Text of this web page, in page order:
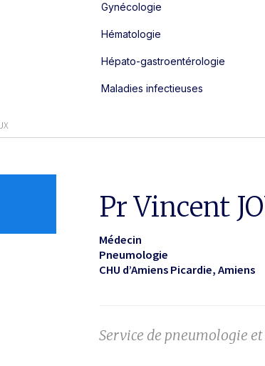
Gynécologie
Hématologie
Hépato-gastroentérologie
Maladies infectieuses
Pr Vincent
Médecin
Pneumologie
CHU d’Amiens Picardie Amiens
Service de pneumologie